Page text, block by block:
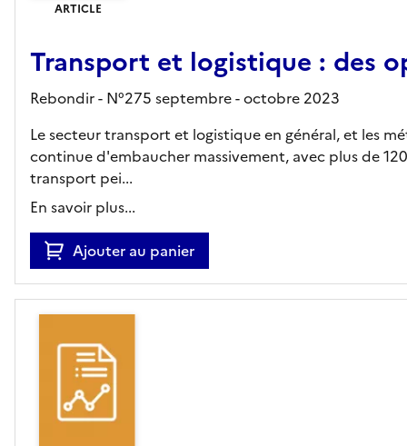
ARTICLE
Transport et logistique : des
Rebondir - N°275 septembre - octobre 2023
Le secteur transport et logistique en général, et les
continue d'embaucher massivement, avec plus de
transport pei...
En savoir plus...
Ajouter au panier